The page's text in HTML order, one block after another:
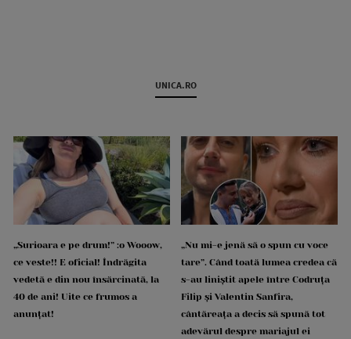
UNICA.RO
„Surioara e pe drum!” :o Wooow,
ce veste!! E oficial! Îndrăgita
vedetă e din nou însărcinată, la
40 de ani! Uite ce frumos a
anunțat!
„Nu mi-e jenă să o spun cu voce
tare”. Când toată lumea credea că
s-au liniștit apele între Codruța
Filip și Valentin Sanfira,
cântăreața a decis să spună tot
adevărul despre mariajul ei